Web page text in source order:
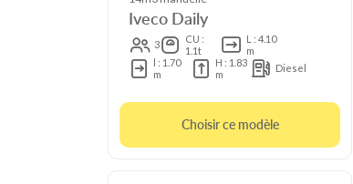
Iveco Daily
3
CU :
1.1t
L : 4.10
m
l : 1.70
m
H : 1.83
m
Diesel
Choisir ce modèle